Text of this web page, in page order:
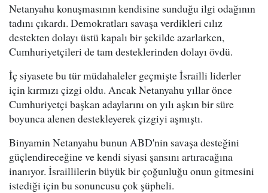
Netanyahu konuşmasının kendisine sunduğu ilgi odağının
tadını çıkardı. Demokratları savaşa verdikleri cılız
destekten dolayı üstü kapalı bir şekilde azarlarken,
Cumhuriyetçileri de tam desteklerinden dolayı övdü.
İç siyasete bu tür müdahaleler geçmişte İsrailli liderler
için kırmızı çizgi oldu. Ancak Netanyahu yıllar önce
Cumhuriyetçi başkan adaylarını on yılı aşkın bir süre
boyunca alenen destekleyerek çizgiyi aşmıştı.
Binyamin Netanyahu bunun ABD'nin savaşa desteğini
güçlendireceğine ve kendi siyasi şansını artıracağına
inanıyor. İsraillilerin büyük bir çoğunluğu onun gitmesini
istediği için bu sonuncusu çok şüpheli.